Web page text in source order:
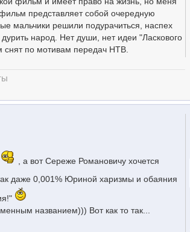
фильм представляет собой очередную
мальчики решили подурачиться, наспех
народ. Нет души, нет идеи "Ласкового
по мотивам передач НТВ.
, а вот Сереже Романовичу хочется
даже 0,001% Юриной харизмы и обаяния
названием))) Вот как то так...